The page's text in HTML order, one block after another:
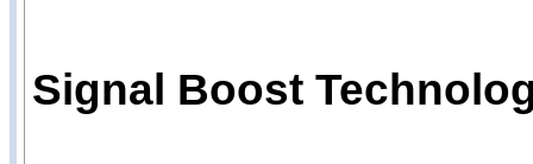
Signal Boost